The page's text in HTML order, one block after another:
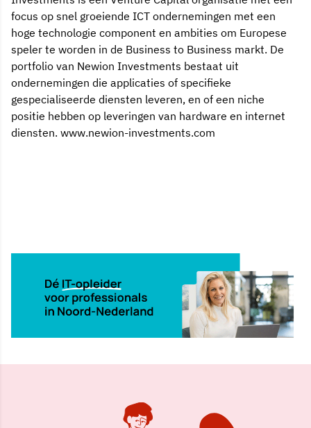
focus op snel groeiende ICT ondernemingen met een
hoge technologie component en ambities om Europese
speler te worden in de Business to Business markt. De
portfolio van Newion Investments bestaat uit
ondernemingen die applicaties of specifieke
gespecialiseerde diensten leveren, en of een niche
positie hebben op leveringen van hardware en internet
diensten. www.newion-investments.com
7 sep 2001, 00:00